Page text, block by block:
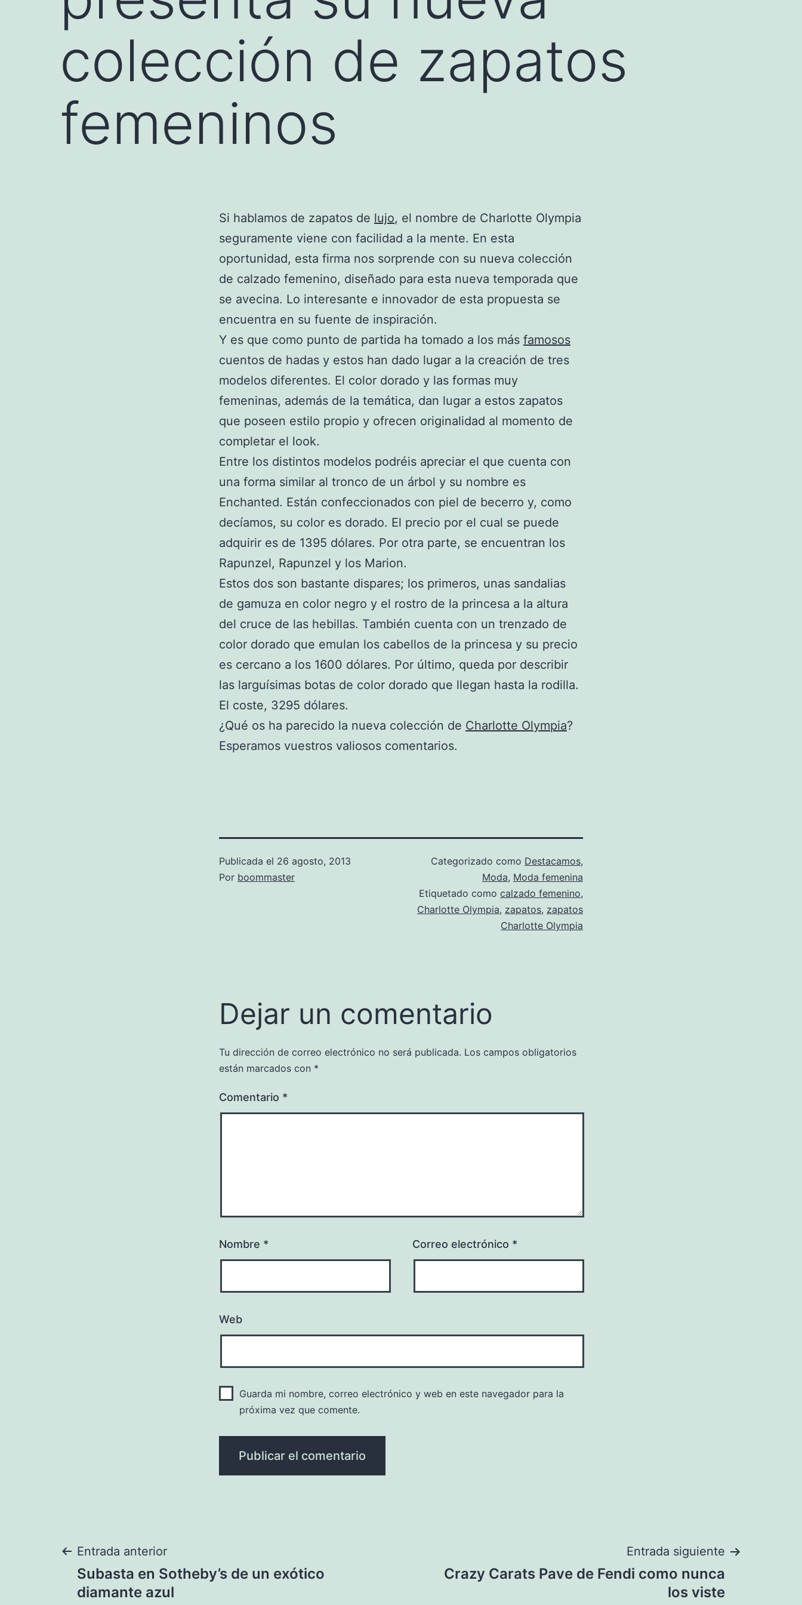
colección de zapatos
femeninos
Si hablamos de zapatos de lujo, el nombre de Charlotte Olympia
seguramente viene con facilidad a la mente. En esta
oportunidad, esta firma nos sorprende con su nueva colección
de calzado femenino, diseñado para esta nueva temporada que
se avecina. Lo interesante e innovador de esta propuesta se
encuentra en su fuente de inspiración.
Y es que como punto de partida ha tomado a los más famosos
cuentos de hadas y estos han dado lugar a la creación de tres
modelos diferentes. El color dorado y las formas muy
femeninas, además de la temática, dan lugar a estos zapatos
que poseen estilo propio y ofrecen originalidad al momento de
completar el look.
Entre los distintos modelos podréis apreciar el que cuenta con
una forma similar al tronco de un árbol y su nombre es
Enchanted. Están confeccionados con piel de becerro y, como
decíamos, su color es dorado. El precio por el cual se puede
adquirir es de 1395 dólares. Por otra parte, se encuentran los
Rapunzel, Rapunzel y los Marion.
Estos dos son bastante dispares; los primeros, unas sandalias
de gamuza en color negro y el rostro de la princesa a la altura
del cruce de las hebillas. También cuenta con un trenzado de
color dorado que emulan los cabellos de la princesa y su precio
es cercano a los 1600 dólares. Por último, queda por describir
las larguísimas botas de color dorado que llegan hasta la rodilla.
El coste, 3295 dólares.
¿Qué os ha parecido la nueva colección de Charlotte Olympia?
Esperamos vuestros valiosos comentarios.
Publicada el 26 agosto, 2013
Por boommaster
Categorizado como Destacamos,
Moda, Moda femenina
Etiquetado como calzado femenino,
Charlotte Olympia, zapatos, zapatos
Charlotte Olympia
Dejar un comentario
Tu dirección de correo electrónico no será publicada. Los campos obligatorios
están marcados con *
Comentario *
Nombre * Correo electrónico *
Web
Guarda mi nombre, correo electrónico y web en este navegador para la
próxima vez que comente.
Navegación
de
Entrada anterior
Subasta en Sotheby’s de un exótico
diamante azul
Entrada siguiente
Crazy Carats Pave de Fendi como nunca
los viste